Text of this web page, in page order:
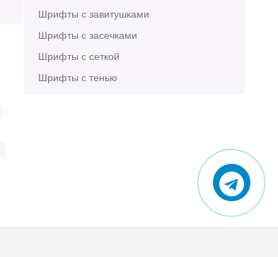
Шрифты с завитушками
Шрифты с засечками
Шрифты с сеткой
Шрифты с тенью